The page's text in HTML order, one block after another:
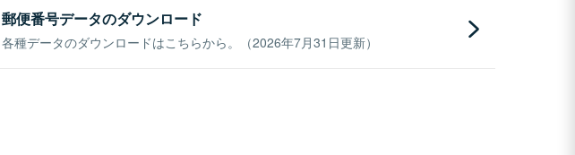
郵便番号データのダウンロード
各種データのダウンロードはこちらから。（2026年7月31日更新）